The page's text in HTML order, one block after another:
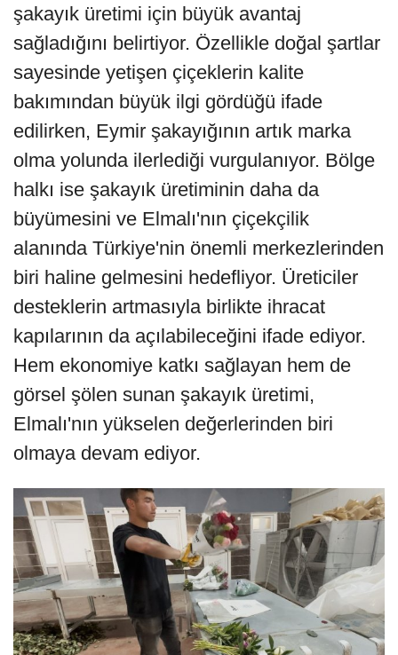
şakayık üretimi için büyük avantaj
sağladığını belirtiyor. Özellikle doğal şartlar
sayesinde yetişen çiçeklerin kalite
bakımından büyük ilgi gördüğü ifade
edilirken, Eymir şakayığının artık marka
olma yolunda ilerlediği vurgulanıyor. Bölge
halkı ise şakayık üretiminin daha da
büyümesini ve Elmalı'nın çiçekçilik
alanında Türkiye'nin önemli merkezlerinden
biri haline gelmesini hedefliyor. Üreticiler
desteklerin artmasıyla birlikte ihracat
kapılarının da açılabileceğini ifade ediyor.
Hem ekonomiye katkı sağlayan hem de
görsel şölen sunan şakayık üretimi,
Elmalı'nın yükselen değerlerinden biri
olmaya devam ediyor.